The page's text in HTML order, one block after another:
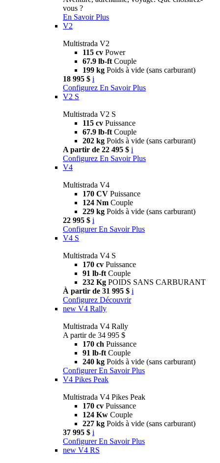
vous ?
En Savoir Plus
V2
Multistrada V2
115 cv Power
67.9 lb-ft Couple
199 kg Poids à vide (sans carburant)
18 995 $ i
Configurez En Savoir Plus
V2 S
Multistrada V2 S
115 cv Puissance
67.9 lb-ft Couple
202 kg Poids à vide (sans carburant)
A partir de 22 495 $ i
Configurez En Savoir Plus
V4
Multistrada V4
170 CV Puissance
124 Nm Couple
229 kg Poids à vide (sans carburant)
22 995 $ i
Configurer En Savoir Plus
V4 S
Multistrada V4 S
170 cv Puissance
91 lb-ft Couple
232 Kg POIDS SANS CARBURANT
À partir de 31 995 $ i
Configurez Découvrir
new V4 Rally
Multistrada V4 Rally
A partir de 34 995 $
170 ch Puissance
91 lb-ft Couple
240 kg Poids à vide (sans carburant)
Configurer En Savoir Plus
V4 Pikes Peak
Multistrada V4 Pikes Peak
170 cv Puissance
124 Kw Couple
227 kg Poids à vide (sans carburant)
37 995 $ i
Configurer En Savoir Plus
new V4 RS